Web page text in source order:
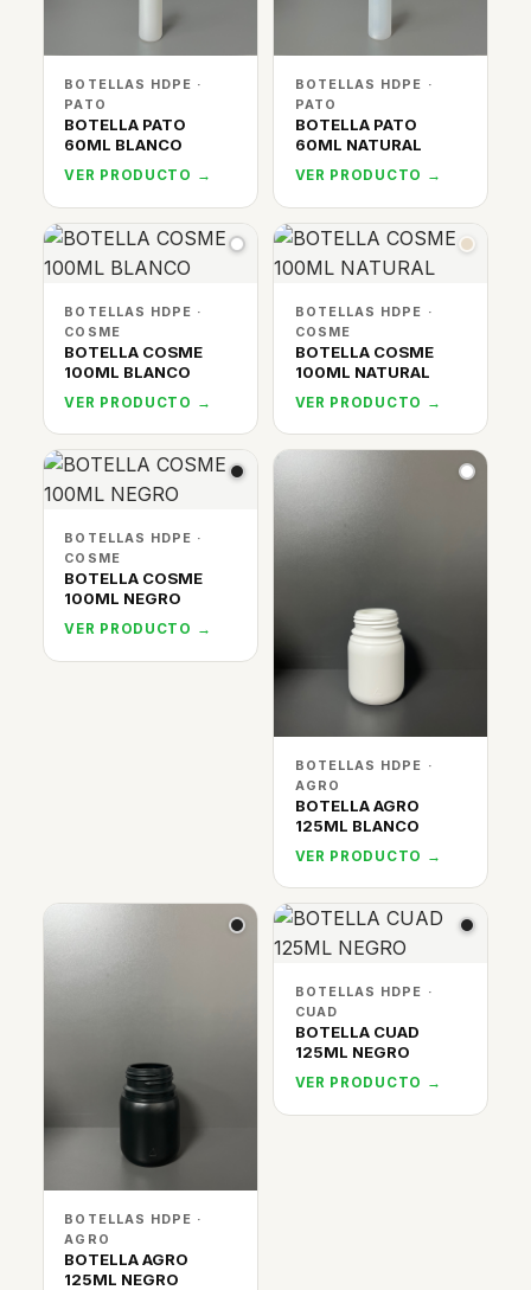
BOTELLAS HDPE ·
PATO
BOTELLA PATO
60ML BLANCO
VER PRODUCTO →
BOTELLAS HDPE ·
PATO
BOTELLA PATO
60ML NATURAL
VER PRODUCTO →
BOTELLAS HDPE ·
COSME
BOTELLA COSME
100ML BLANCO
VER PRODUCTO →
BOTELLAS HDPE ·
COSME
BOTELLA COSME
100ML NATURAL
VER PRODUCTO →
BOTELLAS HDPE ·
COSME
BOTELLA COSME
100ML NEGRO
VER PRODUCTO →
BOTELLAS HDPE ·
AGRO
BOTELLA AGRO
125ML BLANCO
VER PRODUCTO →
BOTELLAS HDPE ·
AGRO
BOTELLA AGRO
125ML NEGRO
BOTELLAS HDPE ·
CUAD
BOTELLA CUAD
125ML NEGRO
VER PRODUCTO →